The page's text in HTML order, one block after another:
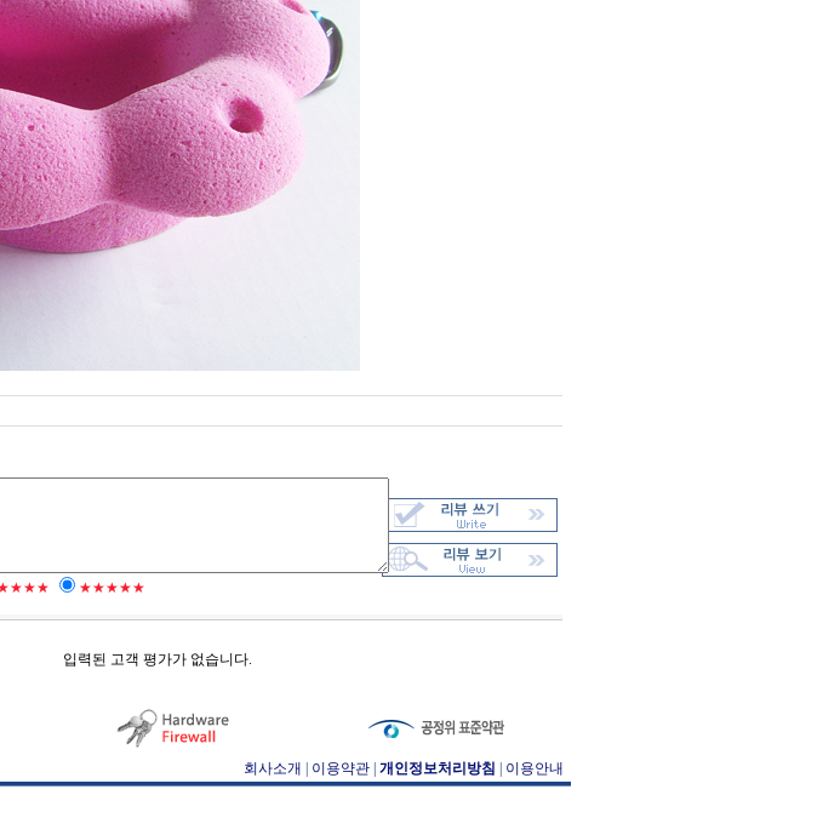
★★★★★
입력된 고객 평가가 없습니다.
회사소개 이용약관 개인정보처리방침 이용안내